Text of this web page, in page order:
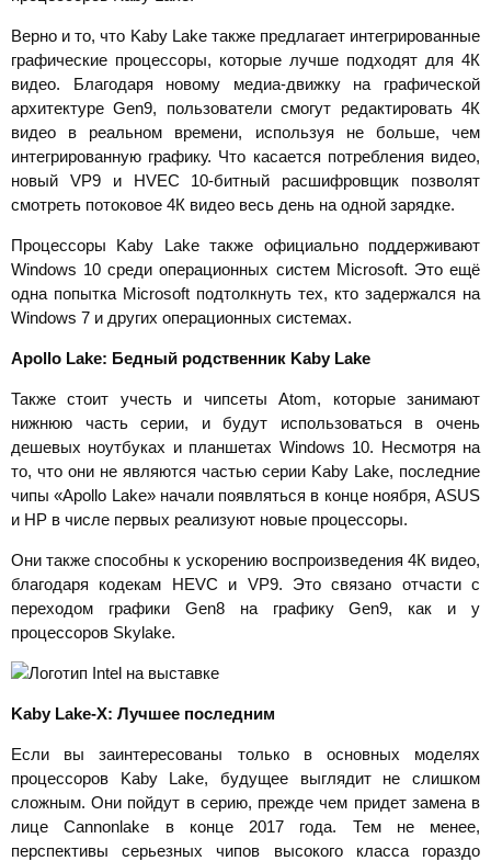
Верно и то, что Kaby Lake также предлагает интегрированные
графические процессоры, которые лучше подходят для 4К
видео. Благодаря новому медиа-движку на графической
архитектуре Gen9, пользователи смогут редактировать 4К
видео в реальном времени, используя не больше, чем
интегрированную графику. Что касается потребления видео,
новый VP9 и HVEC 10-битный расшифровщик позволят
смотреть потоковое 4К видео весь день на одной зарядке.
Процессоры Kaby Lake также официально поддерживают
Windows 10 среди операционных систем Microsoft. Это ещё
одна попытка Microsoft подтолкнуть тех, кто задержался на
Windows 7 и других операционных системах.
Apollo Lake: Бедный родственник Kaby Lake
Также стоит учесть и чипсеты Atom, которые занимают
нижнюю часть серии, и будут использоваться в очень
дешевых ноутбуках и планшетах Windows 10. Несмотря на
то, что они не являются частью серии Kaby Lake, последние
чипы «Apollo Lake» начали появляться в конце ноября, ASUS
и HP в числе первых реализуют новые процессоры.
Они также способны к ускорению воспроизведения 4К видео,
благодаря кодекам HEVC и VP9. Это связано отчасти с
переходом графики Gen8 на графику Gen9, как и у
процессоров Skylake.
Kaby Lake-X: Лучшее последним
Если вы заинтересованы только в основных моделях
процессоров Kaby Lake, будущее выглядит не слишком
сложным. Они пойдут в серию, прежде чем придет замена в
лице Cannonlake в конце 2017 года. Тем не менее,
перспективы серьезных чипов высокого класса гораздо